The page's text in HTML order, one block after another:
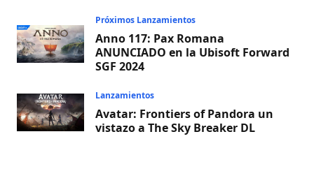
Próximos Lanzamientos
Anno 117: Pax Romana
ANUNCIADO en la Ubisoft Forward
SGF 2024
Lanzamientos
Avatar: Frontiers of Pandora un
vistazo a The Sky Breaker DL